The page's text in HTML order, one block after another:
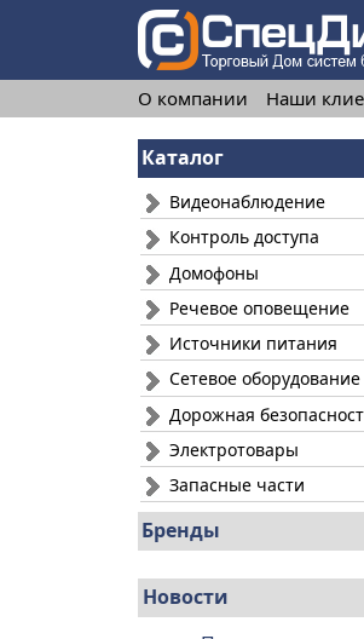
О компании Наши
Каталог
Видеонаблюдение
Контроль доступа
Домофоны
Речевое оповещение
Источники питания
Сетевое оборудование
Дорожная
Электротовары
Запасные части
Бренды
Новости